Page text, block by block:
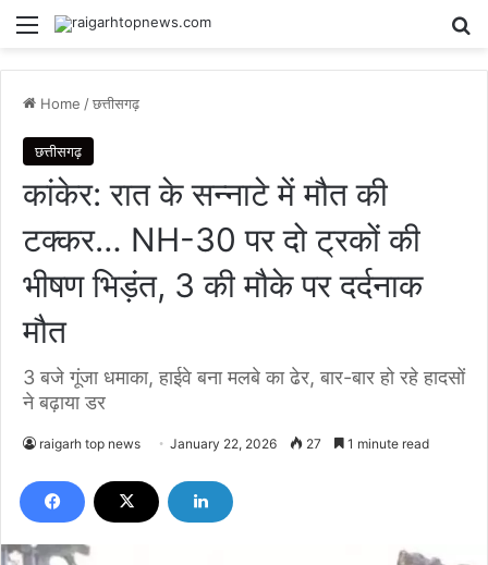
Menu
Home /छत्तीसगढ़
छत्तीसगढ़
कांकेर: रात के सन्नाटे में मौत की
टक्कर… NH-30 पर दो ट्रकों की
भीषण भिड़ंत, 3 की मौके पर दर्दनाक
मौत
3 बजे गूंजा धमाका, हाईवे बना मलबे का ढेर, बार-बार हो रहे हादसों
ने बढ़ाया डर
raigarh top news January 22, 2026 27 1 minute read